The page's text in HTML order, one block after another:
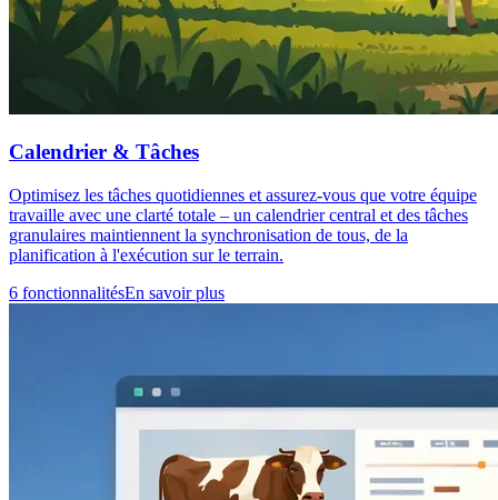
Calendrier & Tâches
Optimisez les tâches quotidiennes et assurez-vous que votre équipe
travaille avec une clarté totale – un calendrier central et des tâches
granulaires maintiennent la synchronisation de tous, de la
planification à l'exécution sur le terrain.
6 fonctionnalitésEn savoir plus